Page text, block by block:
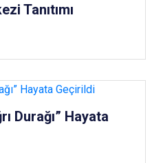
Tanıtımı
Durağı” Hayata